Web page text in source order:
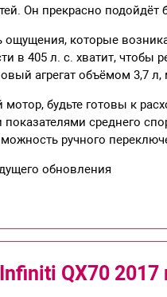
Он прекрасно подойдёт
которые
в 405 л. с. хватит, чтобы
агрегат объёмом 3,7
будьте готовы к
среднего
ручного
обновления
QX70 2017